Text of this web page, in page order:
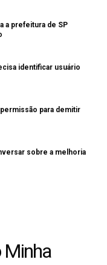
a prefeitura de SP
identificar usuário
para demitir
sobre a melhoria
Minha